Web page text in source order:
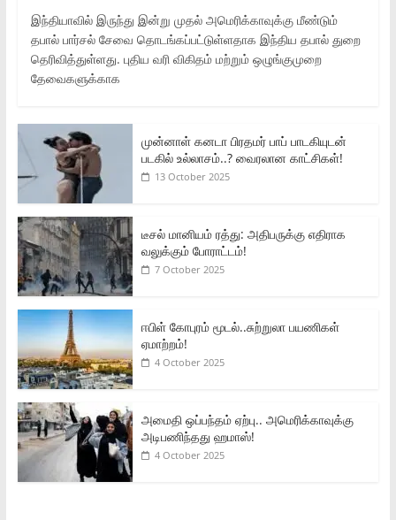
இந்தியாவில் இருந்து இன்று முதல் அமெரிக்காவுக்கு மீண்டும்
தபால் பார்சல் சேவை தொடங்கப்பட்டுள்ளதாக இந்திய தபால் துறை
தெரிவித்துள்ளது. புதிய வரி விகிதம் மற்றும் ஒழுங்குமுறை
தேவைகளுக்காக
முன்னாள் கனடா பிரதமர் பாப் பாடகியுடன்
படகில் உல்லாசம்..? வைரலான காட்சிகள்!
13 October 2025
டீசல் மானியம் ரத்து: அதிபருக்கு எதிராக
வலுக்கும் போராட்டம்!
7 October 2025
ஈபிள் கோபுரம் மூடல்..சுற்றுலா பயணிகள்
ஏமாற்றம்!
4 October 2025
அமைதி ஒப்பந்தம் ஏற்பு.. அமெரிக்காவுக்கு
அடிபணிந்தது ஹமாஸ்!
4 October 2025